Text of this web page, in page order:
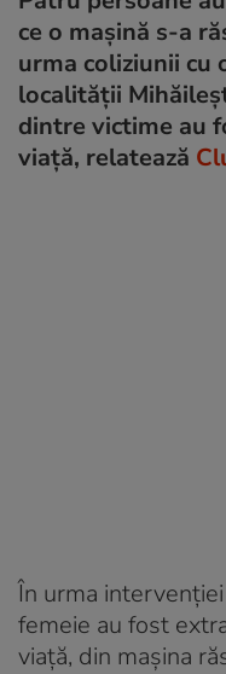
ce o mașină s-a
urma coliziunii cu
localității
dintre victime au
viață, relatează
În urma
femeie au fost
viață, din mașina